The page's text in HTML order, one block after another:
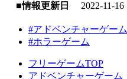
■情報更新日
2022-11-16
#アドベンチャーゲーム
#ホラーゲーム
フリーゲームTOP
アドベンチャーゲーム